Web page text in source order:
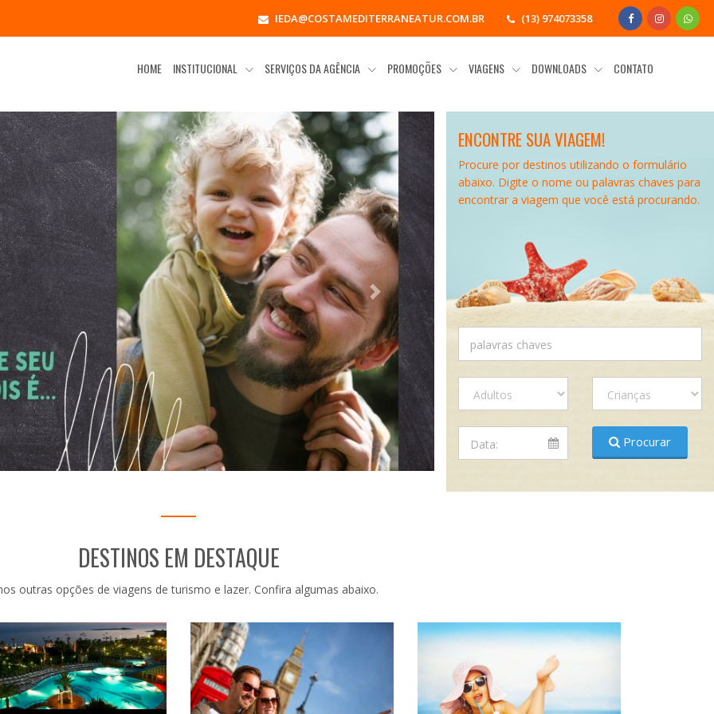
IEDA@COSTAMEDITERRANEATUR.COM.BR (13) 974073358
HOME INSTITUCIONAL SERVIÇOS DA AGÊNCIA PROMOÇÕES VIAGENS DOWNLOADS CONTATO
Next
ENCONTRE SUA VIAGEM!
Procure por destinos utilizando o formulário
abaixo. Digite o nome ou palavras chaves para
encontrar a viagem que você está procurando.
Procurar
DESTINOS EM DESTAQUE
outras opções de viagens de turismo e lazer. Confira algumas abaixo.